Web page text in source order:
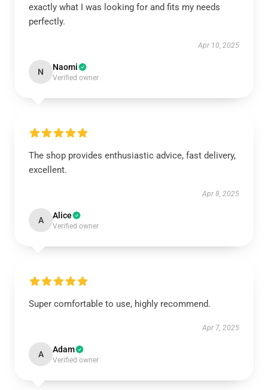
exactly what I was looking for and fits my needs
perfectly.
Apr 10, 2025
N Naomi
Verified owner
The shop provides enthusiastic advice, fast delivery,
excellent.
Apr 8, 2025
A Alice
Verified owner
Super comfortable to use, highly recommend.
Apr 7, 2025
A Adam
Verified owner